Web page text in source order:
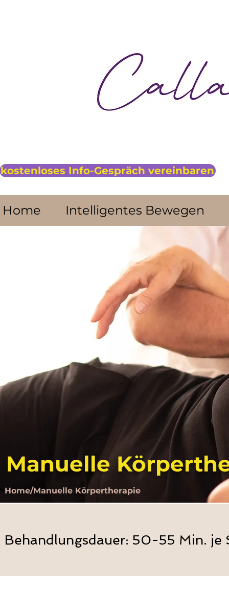
kostenloses Info-Gespräch vereinbaren
Home Intelligentes Bewegen
Manuelle
Home/Manuelle Körpertherapie
Behandlungsdauer: 50-55 Min. je